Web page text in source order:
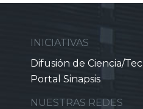
INICIATIVAS
Difusión de Ciencia/Tec
Portal Sinapsis
NUESTRAS REDES